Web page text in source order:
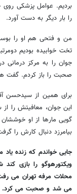
بردیم. عوامل پزشکی
را بار دیگر به دست آورد.
من و فتحی هم او را
تخت خوابیده بودیم
جوان را به مرکز درمانی
صحبت را باز کردم. گفت
برای همین از سیدحسن
این جوان، معافیتش را
گویی مارها از او
بیامرزد دنبال کارش را
جایی خواندم که زنده
ویکتورهوگو را بازی
محلات مرفه تهران می
می شد و صحبت می کرد.